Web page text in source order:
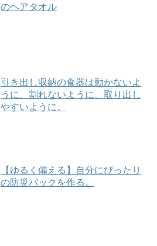
のヘアタオル
引き出し収納の食器は動かないよ
うに、割れないように、取り出し
やすいように。
【ゆるく備える】自分にぴったり
の防災バックを作る。